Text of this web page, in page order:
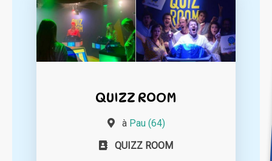
QUIZZ ROOM
à Pau (64)
QUIZZ ROOM